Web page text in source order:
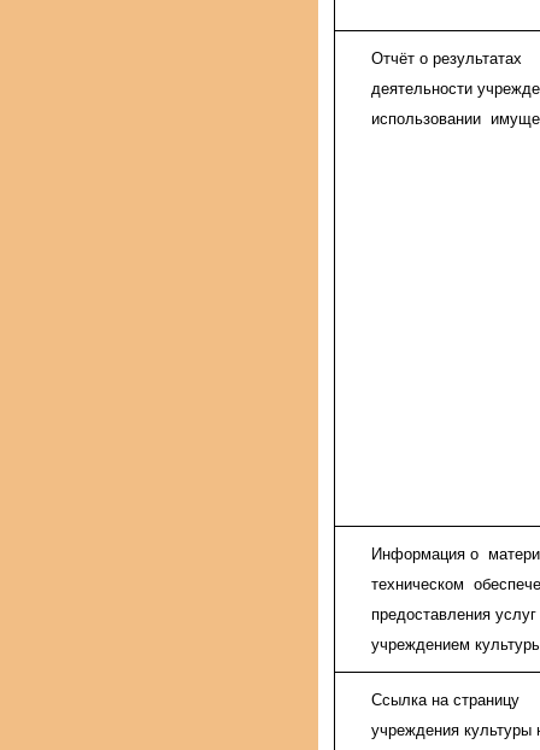
Отчёт о результатах
деятельности
использовании
Информация о
техническом
предоставления услуг
учреждением
Ссылка на страницу
учреждения культуры